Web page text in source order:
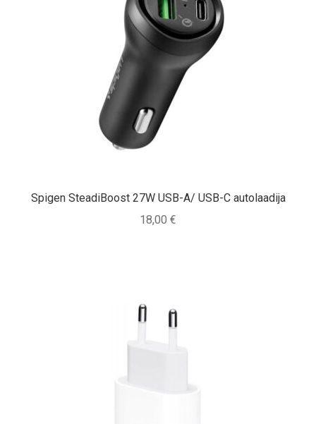
Spigen SteadiBoost 27W USB-A/ USB-C autolaadija
18,00 €